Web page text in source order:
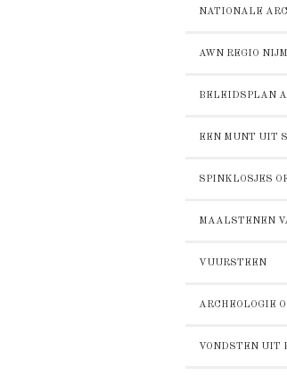
AWN REGIO
VUURSTEEN
ARCHEOLOGIE